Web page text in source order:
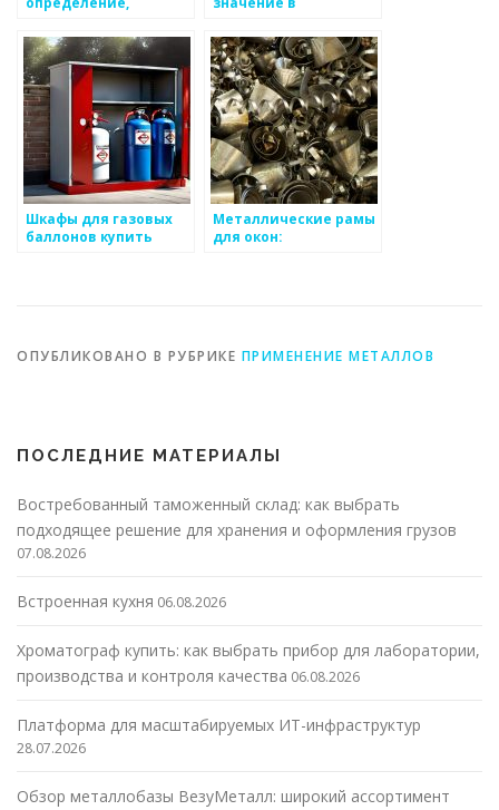
преимущества
консервной упаковки
Шкафы для газовых
баллонов купить
Металлические рамы
для окон:
ОПУБЛИКОВАНО В РУБРИКЕ ПРИМЕНЕНИЕ МЕТАЛЛОВ
ПОСЛЕДНИЕ МАТЕРИАЛЫ
Востребованный таможенный склад: как выбрать
подходящее решение для хранения и оформления грузов
07.08.2026
Встроенная кухня 06.08.2026
Хроматограф купить: как выбрать прибор для лаборатории,
производства и контроля качества 06.08.2026
Платформа для масштабируемых ИТ-инфраструктур
28.07.2026
Обзор металлобазы ВезуМеталл: широкий ассортимент